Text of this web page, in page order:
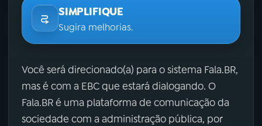
SIMPLIFIQUE
Sugira melhorias.
Você será direcionado(a) para o sistema Fala.BR,
mas é com a EBC que estará dialogando. O
Fala.BR é uma plataforma de comunicação da
sociedade com a administração pública, por